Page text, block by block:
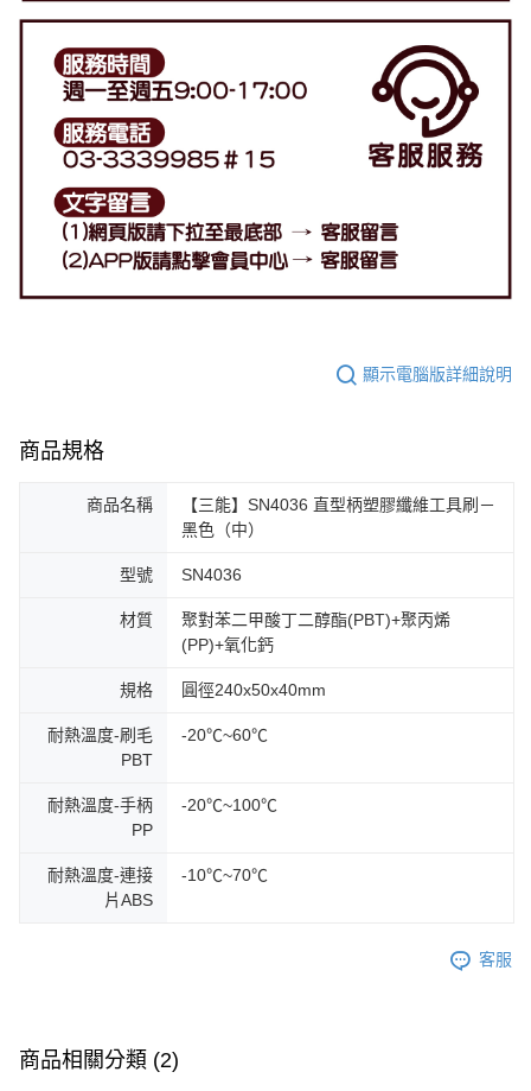
顯示電腦版詳細說明
商品規格
商品名稱
【三能】SN4036 直型柄塑膠纖維工具刷－
黑色（中）
型號 SN4036
材質
聚對苯二甲酸丁二醇酯(PBT)+聚丙烯
(PP)+氧化鈣
規格 圓徑240x50x40mm
耐熱溫度-刷毛
PBT
-20℃~60℃
耐熱溫度-手柄
PP
-20℃~100℃
耐熱溫度-連接
片ABS
-10℃~70℃
客服
商品相關分類 (2)